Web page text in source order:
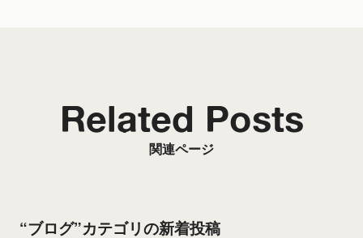
関連ページ
Related Posts
“ブログ”カテゴリの新着投稿